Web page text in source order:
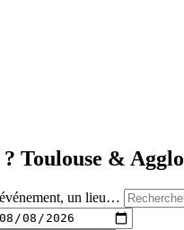
Toulouse & Agglo
un lieu…